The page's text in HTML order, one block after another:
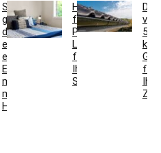
So
gestaltest
du
ein
einladendes
Esszimmer
mit
modernen
Holzmöbeln
Hotelbettwäsche
für
Privatkunden:
Luxus
für
Ihr
Schlafzimmer
5
für
Ihr